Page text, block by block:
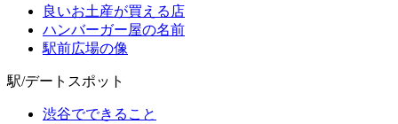
良いお土産が買える店
ハンバーガー屋の名前
駅前広場の像
駅/デートスポット
渋谷でできること